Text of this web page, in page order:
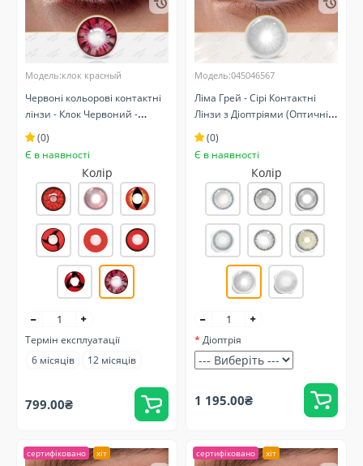
Модель:клок красный
Червоні кольорові контактні
лінзи - Клок Червоний -
Крейзі/Косплей - Карнавальні
(0)
Є в наявності
Колір
Термін експлуатації
6 місяців
12 місяців
799.00₴
Модель:045046567
Ліма Грей - Сірі Контактні
Лінзи з Діоптріями (Оптичні)
Натуральні
(0)
Є в наявності
Колір
Діоптрія
1 195.00₴
сертифіковано хіт сертифіковано хіт